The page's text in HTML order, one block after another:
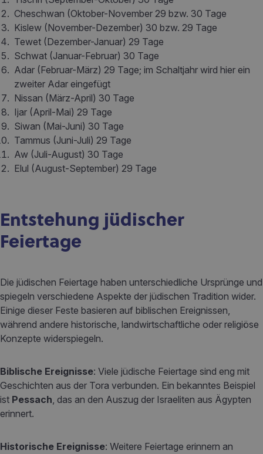
Cheschwan (Oktober-November 29 bzw. 30 Tage
Kislew (November-Dezember) 30 bzw. 29 Tage
Tewet (Dezember-Januar) 29 Tage
Schwat (Januar-Februar) 30 Tage
Adar (Februar-März) 29 Tage; im Schaltjahr wird hier ein
zweiter Adar eingefügt
Nissan (März-April) 30 Tage
Ijar (April-Mai) 29 Tage
Siwan (Mai-Juni) 30 Tage
Tammus (Juni-Juli) 29 Tage
Aw (Juli-August) 30 Tage
Elul (August-September) 29 Tage
Entstehung jüdischer
Feiertage
Die jüdischen Feiertage haben unterschiedliche Ursprünge und
spiegeln verschiedene Aspekte der jüdischen Tradition wider.
Einige dieser Feste basieren auf biblischen Ereignissen,
während andere historische, landwirtschaftliche oder religiöse
Konzepte widerspiegeln.
Biblische Ereignisse: Viele jüdische Feiertage sind eng mit
Geschichten aus der Tora verbunden. Ein bekanntes Beispiel
ist Pessach, das an den Auszug der Israeliten aus Ägypten
erinnert.
Historische Ereignisse: Weitere Feiertage erinnern an